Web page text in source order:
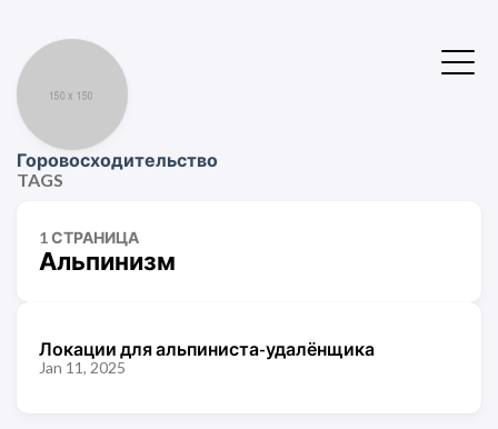
Горовосходительство
TAGS
1 СТРАНИЦА
Альпинизм
Локации для альпиниста-удалёнщика
Jan 11, 2025